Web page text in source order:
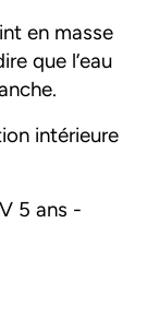
en masse
que l’eau
intérieure
5 ans -